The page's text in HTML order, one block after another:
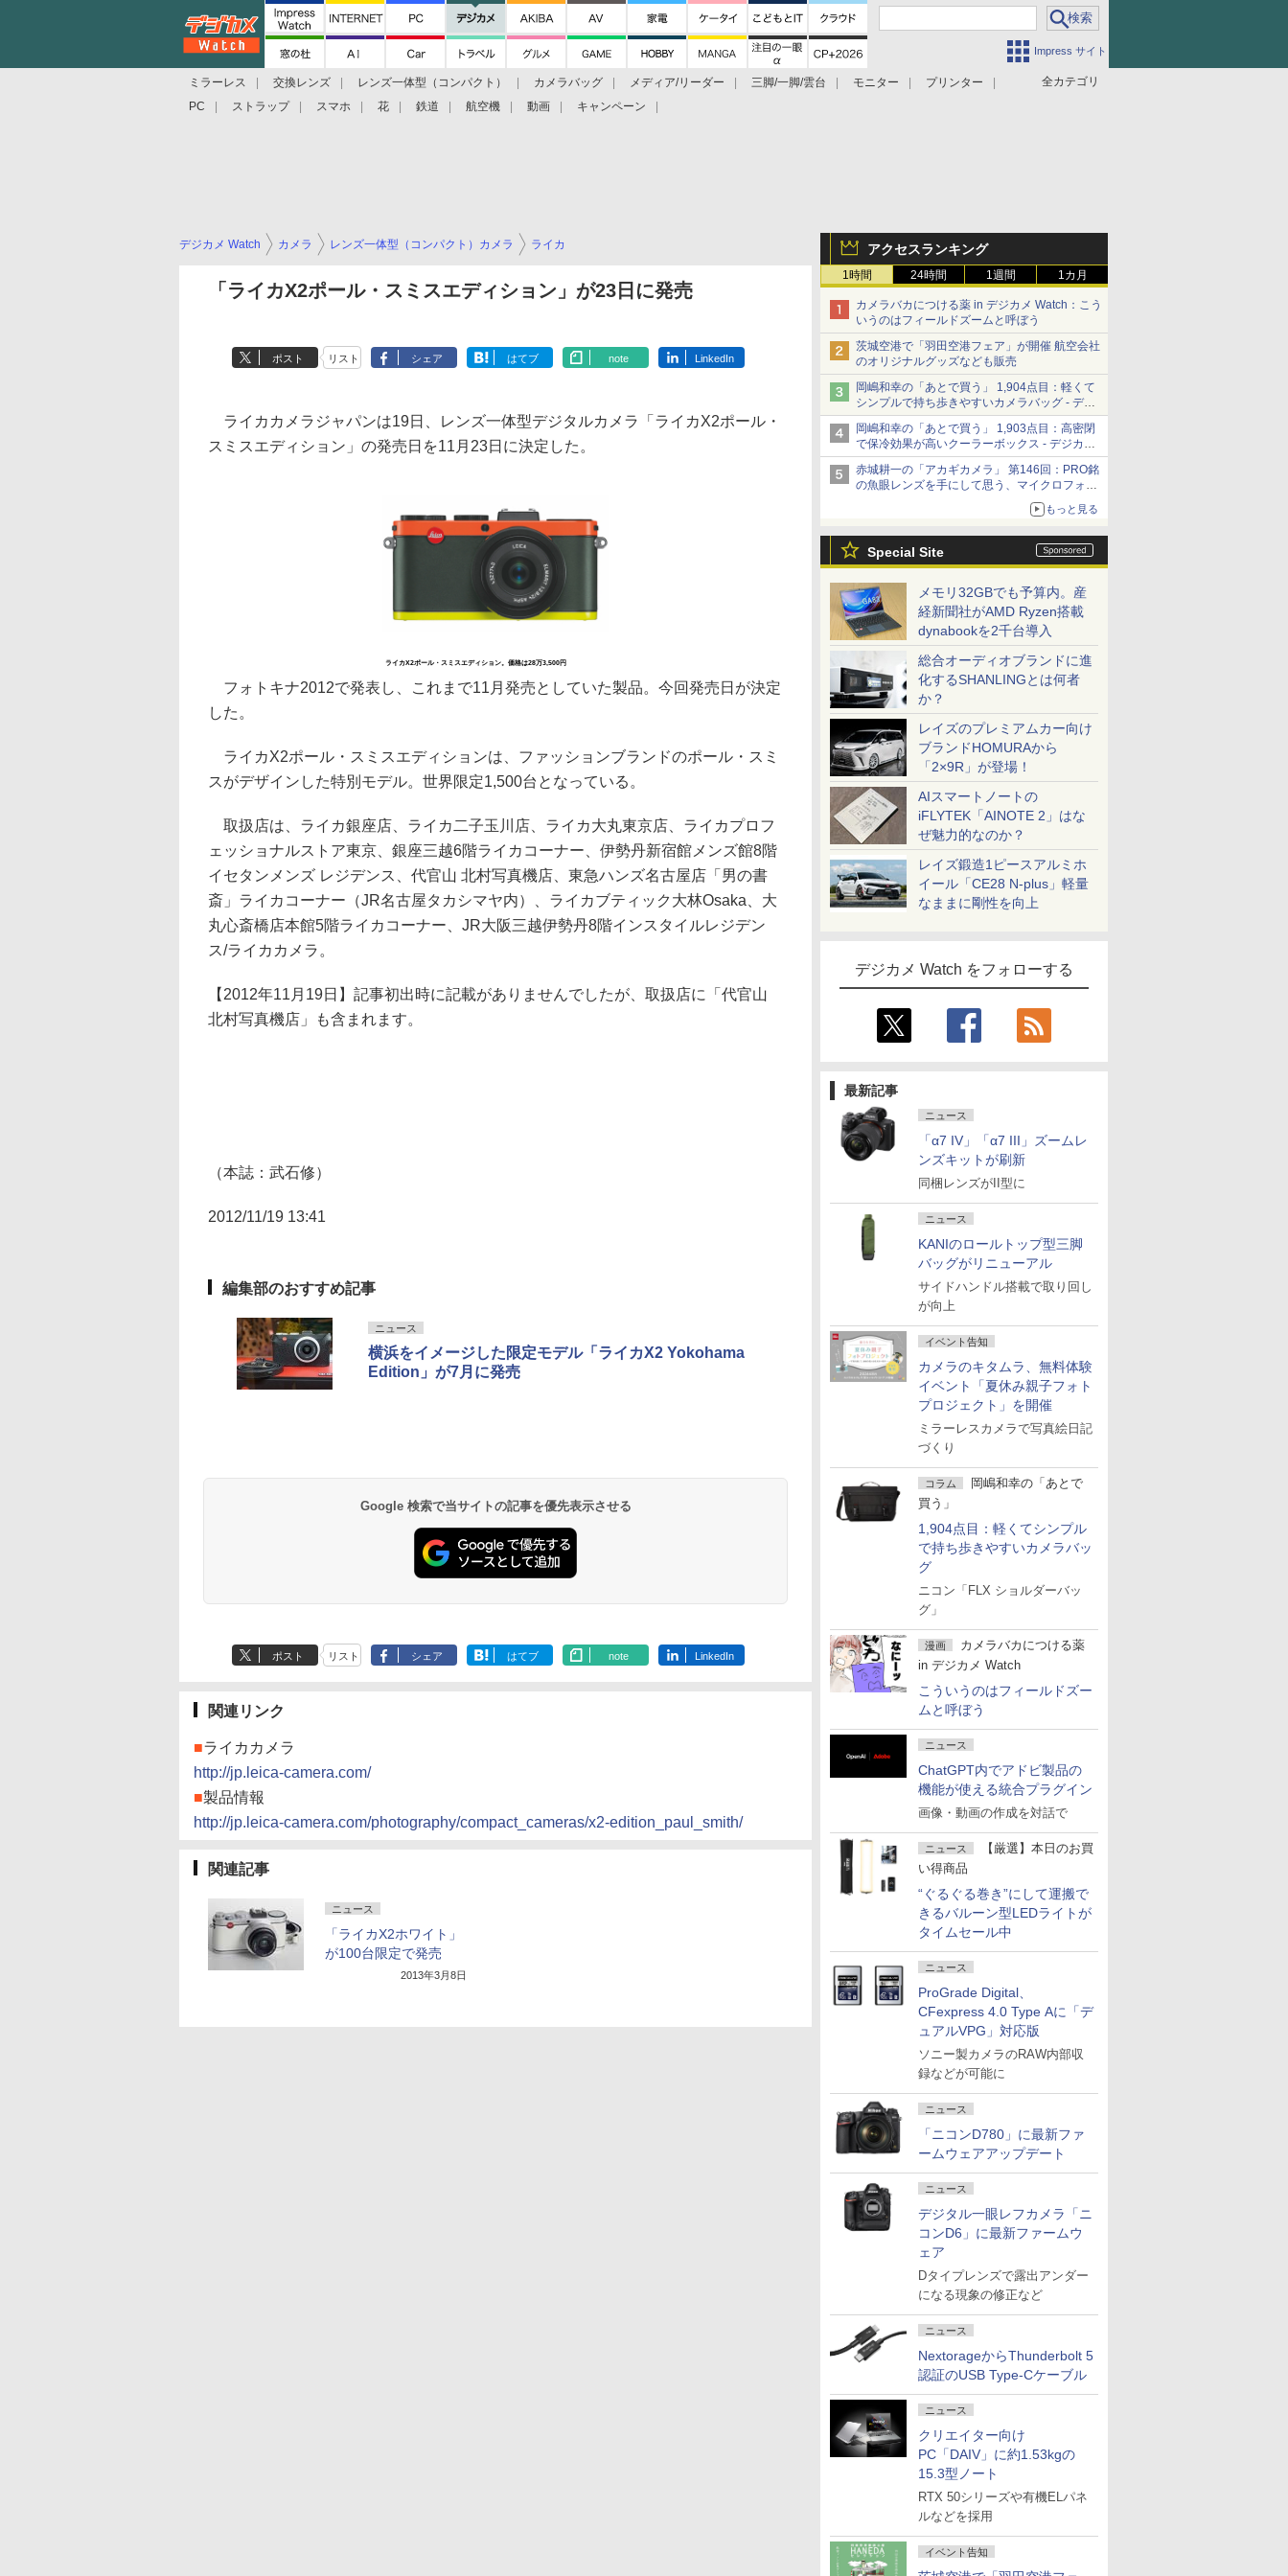
Impress サイト
全カテゴリ
ミラーレス 交換レンズ レンズ一体型（コンパクト） カメラバッグ メディア/リーダー 三脚/一脚/雲台 モニター
プリンター
PC
ストラップ スマホ 花 鉄道 航空機 動画 キャンペーン
アクセスランキング
1時間 24時間 1週間 1カ月
カメラバカにつける薬 in デジカメ Watch：こう
いうのはフィールドズームと呼ぼう
茨城空港で「羽田空港フェア」が開催 航空会社
のオリジナルグッズなども販売
岡嶋和幸の「あとで買う」 1,904点目：軽くて
シンプルで持ち歩きやすいカメラバッグ - デジ
カメ Watch
岡嶋和幸の「あとで買う」 1,903点目：高密閉
で保冷効果が高いクーラーボックス - デジカメ
Watch
赤城耕一の「アカギカメラ」 第146回：PRO銘
の魚眼レンズを手にして思う、マイクロフォー
もっと見る
Special Site
メモリ32GBでも予算内。産
経新聞社がAMD Ryzen搭載
dynabookを2千台導入
総合オーディオブランドに進
化するSHANLINGとは何者
か？
レイズのプレミアムカー向け
ブランドHOMURAから
「2×9R」が登場！
AIスマートノートの
iFLYTEK「AINOTE 2」はな
ぜ魅力的なのか？
レイズ鍛造1ピースアルミホ
イール「CE28 N-plus」軽量
なままに剛性を向上
デジカメ Watch をフォローする
最新記事
ニュース
「α7 IV」「α7 III」ズームレ
ンズキットが刷新
同梱レンズがII型に
ニュース
KANIのロールトップ型三脚
バッグがリニューアル
サイドハンドル搭載で取り回し
が向上
イベント告知
カメラのキタムラ、無料体験
イベント「夏休み親子フォト
プロジェクト」を開催
ミラーレスカメラで写真絵日記
づくり
コラム
岡嶋和幸の「あとで
買う」
1,904点目：軽くてシンプル
で持ち歩きやすいカメラバッ
グ
ニコン「FLX ショルダーバッ
グ」
漫画
カメラバカにつける薬
in デジカメ Watch
こういうのはフィールドズー
ムと呼ぼう
ニュース
ChatGPT内でアドビ製品の
機能が使える統合プラグイン
画像・動画の作成を対話で
ニュース
【厳選】本日のお買
い得商品
“ぐるぐる巻き”にして運搬で
きるバルーン型LEDライトが
タイムセール中
ニュース
ProGrade Digital、
CFexpress 4.0 Type Aに「デ
ュアルVPG」対応版
ソニー製カメラのRAW内部収
録などが可能に
ニュース
「ニコンD780」に最新ファ
ームウェアアップデート
ニュース
デジタル一眼レフカメラ「ニ
コンD6」に最新ファームウ
ェア
Dタイプレンズで露出アンダー
になる現象の修正など
ニュース
NextorageからThunderbolt 5
認証のUSB Type-Cケーブル
ニュース
クリエイター向け
PC「DAIV」に約1.53kgの
15.3型ノート
RTX 50シリーズや有機ELパネ
ルなどを採用
イベント告知
デジカメ Watch カメラ レンズ一体型（コンパクト）カメラ ライカ
「ライカX2ポール・スミスエディション」が23日に発売
ポスト リスト シェア はてブ note LinkedIn
ライカカメラジャパンは19日、レンズ一体型デジタルカメラ「ライカX2ポール・
スミスエディション」の発売日を11月23日に決定した。
ライカX2ポール・スミスエディション。価格は28万3,500円
フォトキナ2012で発表し、これまで11月発売としていた製品。今回発売日が決定
した。
ライカX2ポール・スミスエディションは、ファッションブランドのポール・スミ
スがデザインした特別モデル。世界限定1,500台となっている。
取扱店は、ライカ銀座店、ライカ二子玉川店、ライカ大丸東京店、ライカプロフ
ェッショナルストア東京、銀座三越6階ライカコーナー、伊勢丹新宿館メンズ館8階
イセタンメンズ レジデンス、代官山 北村写真機店、東急ハンズ名古屋店「男の書
斎」ライカコーナー（JR名古屋タカシマヤ内）、ライカブティック大林Osaka、大
丸心斎橋店本館5階ライカコーナー、JR大阪三越伊勢丹8階インスタイルレジデン
ス/ライカカメラ。
【2012年11月19日】記事初出時に記載がありませんでしたが、取扱店に「代官山
北村写真機店」も含まれます。
（本誌：武石修）
2012/11/19 13:41
編集部のおすすめ記事
ニュース
横浜をイメージした限定モデル「ライカX2 Yokohama
Edition」が7月に発売
Google 検索で当サイトの記事を優先表示させる
ポスト リスト シェア はてブ note LinkedIn
関連リンク
■ライカカメラ
http://jp.leica-camera.com/
■製品情報
http://jp.leica-camera.com/photography/compact_cameras/x2-edition_paul_smith/
関連記事
ニュース
「ライカX2ホワイト」
が100台限定で発売
2013年3月8日